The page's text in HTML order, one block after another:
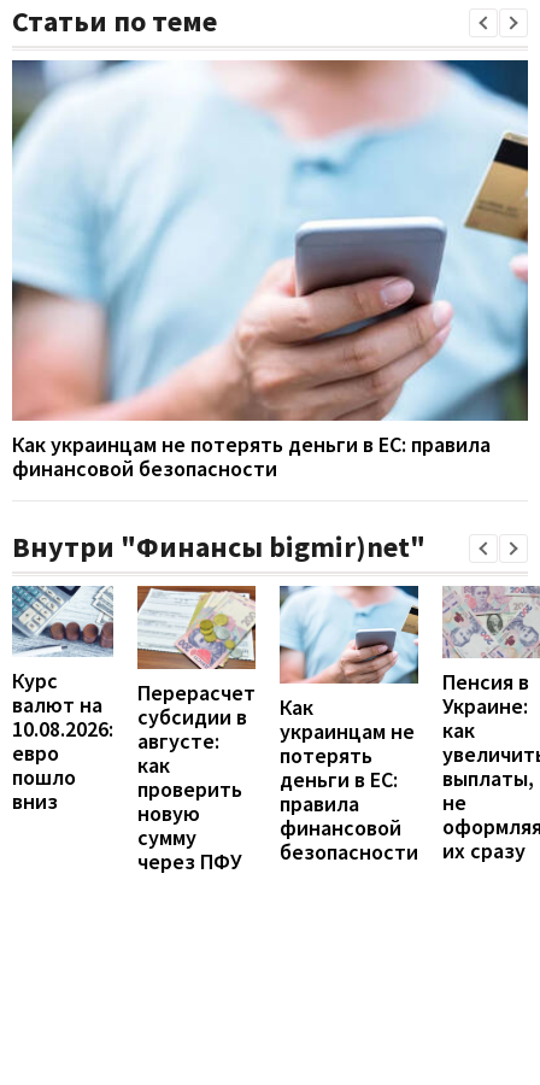
Статьи по теме
Как украинцам не потерять деньги в ЕС: правила
финансовой безопасности
Внутри "Финансы bigmir)net"
Курс
валют на
10.08.2026:
евро
пошло
вниз
Перерасчет
субсидии в
августе:
как
проверить
новую
сумму
через ПФУ
Как
украинцам не
потерять
деньги в ЕС:
правила
финансовой
безопасности
Пенсия в
Украине:
как
выплаты,
не
их сразу